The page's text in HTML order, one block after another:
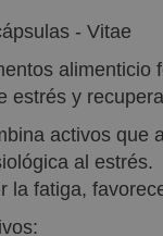
- Vitae
alimenticio
estrés y
activos que
al estrés.
la fatiga,